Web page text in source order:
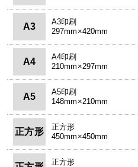
A3
A3印刷
297mm×420mm
A4
A4印刷
210mm×297mm
A5
A5印刷
148mm×210mm
正方形
正方形
450mm×450mm
正方形